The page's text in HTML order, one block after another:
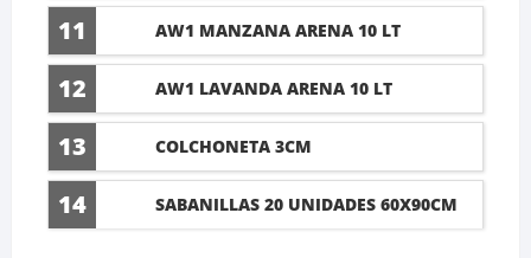
11 AW1 MANZANA ARENA 10 LT
12 AW1 LAVANDA ARENA 10 LT
13 COLCHONETA 3CM
14 SABANILLAS 20 UNIDADES 60X90CM